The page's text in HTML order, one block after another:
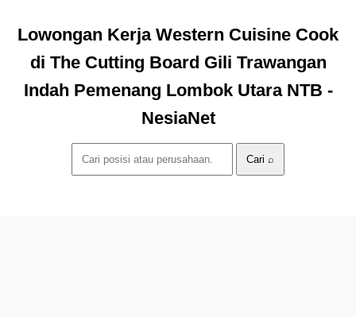
Lowongan Kerja Western Cuisine Cook
di The Cutting Board Gili Trawangan
Indah Pemenang Lombok Utara NTB -
NesiaNet
Cari ⌕